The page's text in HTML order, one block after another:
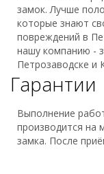
замок. Лучше
которые знают
повреждений в
нашу компанию -
Петрозаводске и
Гарантии
Выполнение
производится на
замка. После